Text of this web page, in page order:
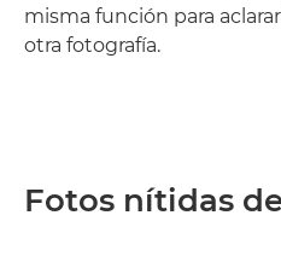
misma función para
otra fotografía.
Fotos nítidas